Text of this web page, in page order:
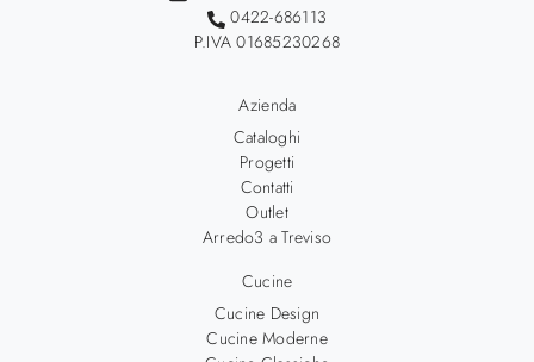
0422-686113
P.IVA 01685230268
Azienda
Cataloghi
Progetti
Contatti
Outlet
Arredo3 a Treviso
Cucine
Cucine Design
Cucine Moderne